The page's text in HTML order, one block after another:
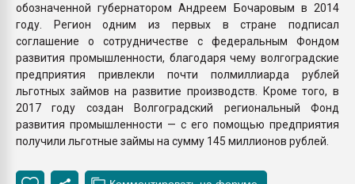
обозначенной губернатором Андреем Бочаровым в 2014
году. Регион одним из первых в стране подписал
соглашение о сотрудничестве с федеральным Фондом
развития промышленности, благодаря чему волгоградские
предприятия привлекли почти полмиллиарда рублей
льготных займов на развитие производств. Кроме того, в
2017 году создан Волгоградский региональный Фонд
развития промышленности — с его помощью предприятия
получили льготные займы на сумму 145 миллионов рублей.